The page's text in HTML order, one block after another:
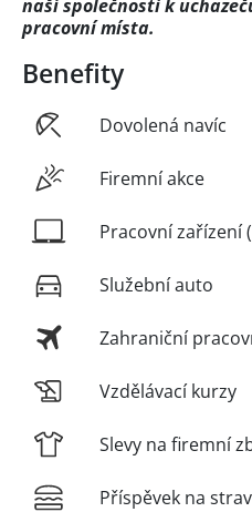
naší společnosti k
pracovní místa.
Benefity
Dovolená navíc
Firemní akce
Pracovní zařízení
Služební auto
Zahraniční
Vzdělávací kurzy
Slevy na firemní
Příspěvek na